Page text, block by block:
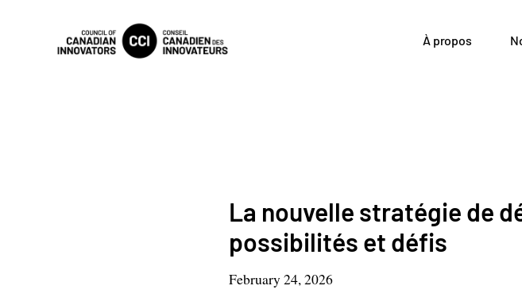
À propos
La nouvelle stratégie de
possibilités et défis
February 24, 2026